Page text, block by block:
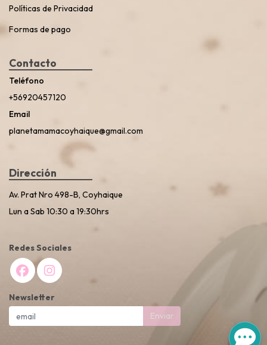
Políticas de Privacidad
Formas de pago
Contacto
Teléfono
+56920457120
Email
planetamamacoyhaique@gmail.com
Dirección
Av. Prat Nro 498-B, Coyhaique
Lun a Sab 10:30 a 19:30hrs
Redes Sociales
Newsletter
Enviar